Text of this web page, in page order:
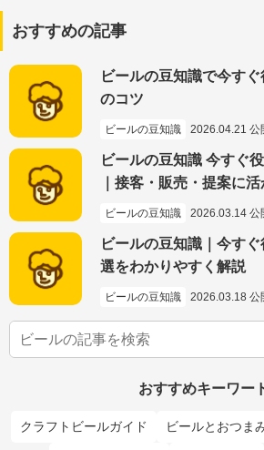
おすすめの記事
ビールの豆知識で今す
のコツ
ビールの豆知識 2026.04.21 公
ビールの豆知識 今すぐ
｜接客・販売・提案に
ビールの豆知識 2026.03.14 公
ビールの豆知識｜今す
選をわかりやすく解説
ビールの豆知識 2026.03.18 公
おすすめキーワー
クラフトビールガイド ビールとおつま